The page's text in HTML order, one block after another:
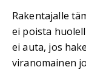
Rakentajalle
ei poista
ei auta, jos
viranomainen